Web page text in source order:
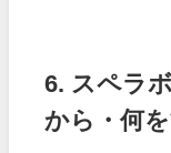
6. スペラ
から・何